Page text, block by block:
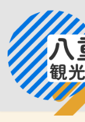
ン
ツ
ー
シ